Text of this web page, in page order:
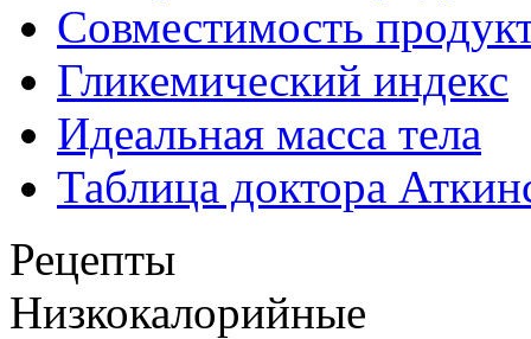
Совместимость
Гликемический индекс
Идеальная масса тела
Таблица доктора
Рецепты
Низкокалорийные